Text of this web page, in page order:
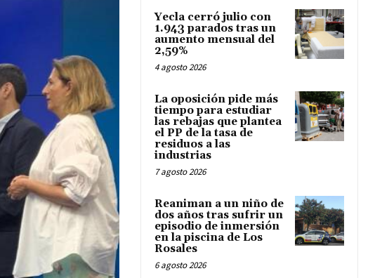
Yecla cerró julio con
1.943 parados tras un
aumento mensual del
2,59%
4 agosto 2026
La oposición pide más
tiempo para estudiar
las rebajas que plantea
el PP de la tasa de
residuos a las
industrias
7 agosto 2026
Reaniman a un niño de
dos años tras sufrir un
episodio de inmersión
en la piscina de Los
Rosales
6 agosto 2026